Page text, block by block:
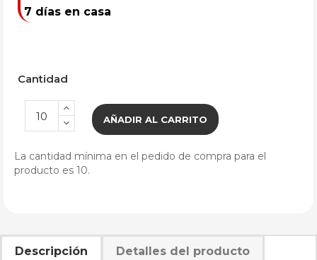
7 días en casa
Cantidad
AÑADIR AL CARRITO
La cantidad mínima en el pedido de compra para el
producto es 10.
Descripción Detalles del producto